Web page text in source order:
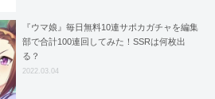
『ウマ娘』毎日無料10連サポカガチャを編集
部で合計100連回してみた！SSRは何枚出
る？
2022.03.04